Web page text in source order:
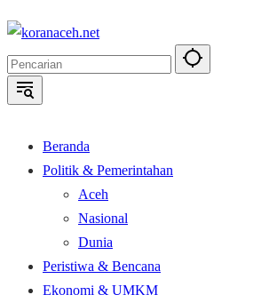
Langsung
konten
Beranda
Politik & Pemerintahan
Aceh
Nasional
Dunia
Peristiwa & Bencana
Ekonomi & UMKM